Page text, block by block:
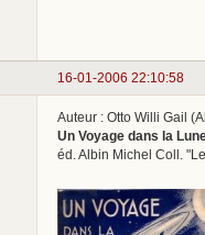
16-01-2006 22:10:58
Auteur : Otto Willi Gail
Un Voyage dans la
éd. Albin Michel Coll.